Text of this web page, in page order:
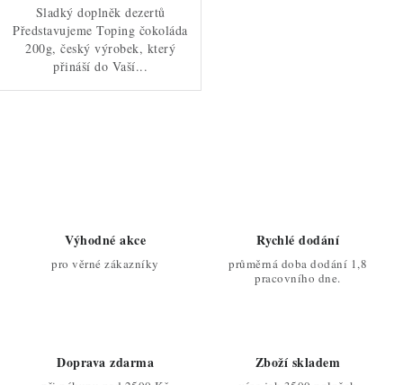
Sladký doplněk dezertů
Představujeme Toping čokoláda
200g, český výrobek, který
přináší do Vaší...
Výhodné akce
pro věrné zákazníky
Rychlé dodání
průměrná doba dodání 1,8
pracovního dne.
Doprava zdarma Zboží skladem